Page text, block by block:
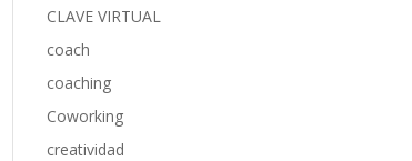
CLAVE VIRTUAL
coach
coaching
Coworking
creatividad